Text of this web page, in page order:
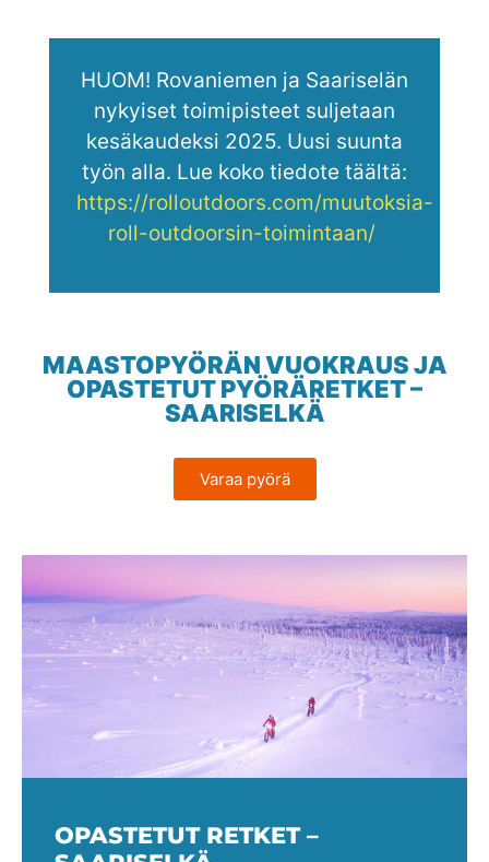
HUOM! Rovaniemen ja Saariselän
nykyiset toimipisteet suljetaan
kesäkaudeksi 2025. Uusi suunta
työn alla. Lue koko tiedote täältä:
https://rolloutdoors.com/muutoksia-
roll-outdoorsin-toimintaan/
MAASTOPYÖRÄN VUOKRAUS JA
OPASTETUT PYÖRÄRETKET –
SAARISELKÄ
Varaa pyörä
OPASTETUT RETKET –